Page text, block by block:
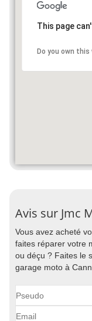
This page
Do you own
Avis sur Jmc
Vous avez acheté
faites réparer votre
ou déçu ? Faites le
garage moto à